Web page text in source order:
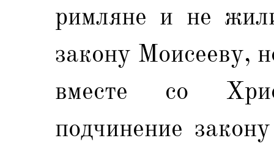
римляне и не
закону Моисееву,
вместе со
подчинение